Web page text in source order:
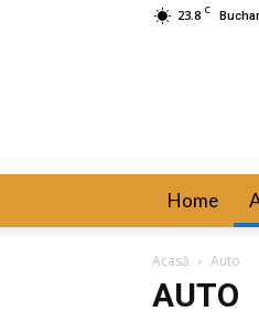
23.8 C
Home
Acasă Auto
AUTO